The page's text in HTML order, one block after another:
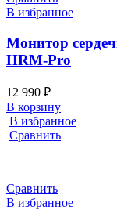
В избранное
Монитор
HRM-Pro
12 990 ₽
В корзину
В избранное
Сравнить
Сравнить
В избранное